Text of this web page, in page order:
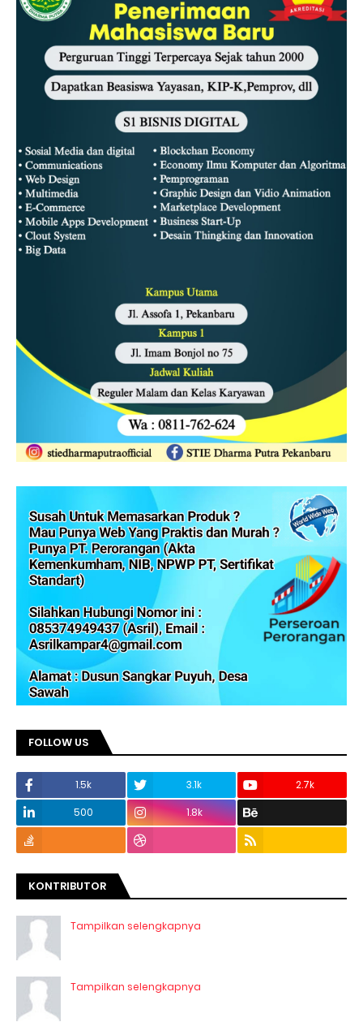
FOLLOW US
1.5k 3.1k
2.7k
500
1.8k
KONTRIBUTOR
Tampilkan selengkapnya
Tampilkan selengkapnya